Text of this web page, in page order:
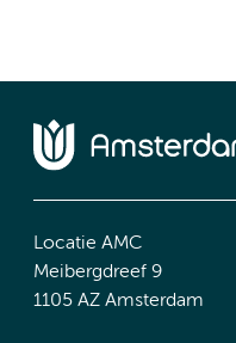
Locatie AMC
Meibergdreef 9
1105 AZ Amsterdam